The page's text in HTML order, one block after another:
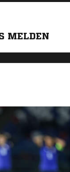
MELDEN